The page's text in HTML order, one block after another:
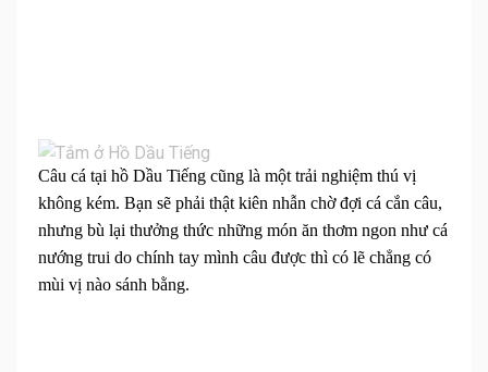
Câu cá tại hồ Dầu Tiếng cũng là một trải nghiệm thú vị
không kém. Bạn sẽ phải thật kiên nhẫn chờ đợi cá cắn câu,
nhưng bù lại thưởng thức những món ăn thơm ngon như cá
nướng trui do chính tay mình câu được thì có lẽ chẳng có
mùi vị nào sánh bằng.